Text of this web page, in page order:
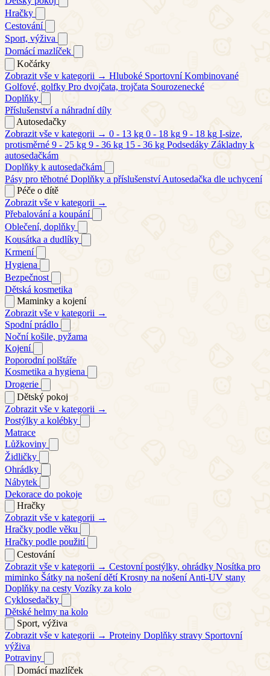
Hračky
Cestování
Sport, výživa
Domácí mazlíček
Kočárky
Zobrazit vše v kategorii → Hluboké Sportovní Kombinované
Golfové, golfky Pro dvojčata, trojčata Sourozenecké
Doplňky
Příslušenství a náhradní díly
Autosedačky
Zobrazit vše v kategorii → 0 - 13 kg 0 - 18 kg 9 - 18 kg I-size,
protisměrné 9 - 25 kg 9 - 36 kg 15 - 36 kg Podsedáky Základny k
autosedačkám
Doplňky k autosedačkám
Pásy pro těhotné Doplňky a příslušenství Autosedačka dle uchycení
Péče o dítě
Zobrazit vše v kategorii →
Přebalování a koupání
Oblečení, doplňky
Kousátka a dudlíky
Krmení
Hygiena
Bezpečnost
Dětská kosmetika
Maminky a kojení
Zobrazit vše v kategorii →
Spodní prádlo
Noční košile, pyžama
Kojení
Poporodní polštáře
Kosmetika a hygiena
Drogerie
Dětský pokoj
Zobrazit vše v kategorii →
Postýlky a kolébky
Matrace
Lůžkoviny
Židličky
Ohrádky
Nábytek
Dekorace do pokoje
Hračky
Zobrazit vše v kategorii →
Hračky podle věku
Hračky podle použití
Cestování
Zobrazit vše v kategorii → Cestovní postýlky, ohrádky Nosítka pro
miminko Šátky na nošení dětí Krosny na nošení Anti-UV stany
Doplňky na cesty Vozíky za kolo
Cyklosedačky
Dětské helmy na kolo
Sport, výživa
Zobrazit vše v kategorii → Proteiny Doplňky stravy Sportovní
výživa
Potraviny
Domácí mazlíček